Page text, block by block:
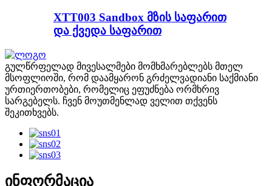
XTT003 Sandbox მზის საფარით
და ქვედა საფარით
გულწრფელად მივესალმები მომხმარებლებს მთელ
მსოფლიოში, რომ დაამყარონ გრძელვადიანი საქმიანი
ურთიერთობები, რომელიც ეფუძნება ორმხრივ
სარგებელს. ჩვენ მოუთმენლად ველით თქვენს
შეკითხვებს.
ინფორმაცია